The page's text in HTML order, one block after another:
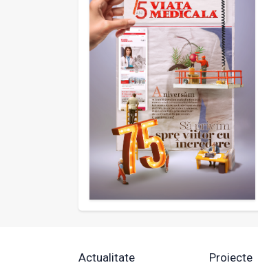
Actualitate Proiecte